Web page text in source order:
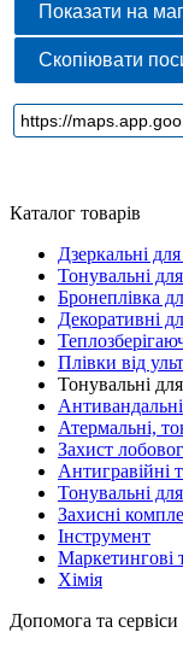
Показати на
Скопіювати
Каталог товарів
Дзеркальні
Тонувальні
Бронеплівка
Декоративні
Плівки від
Тонувальні
Атермальні,
Захист
Антигравійні
Тонувальні
Захисні
Інструмент
Маркетингові
Хімія
Допомога та сервіси